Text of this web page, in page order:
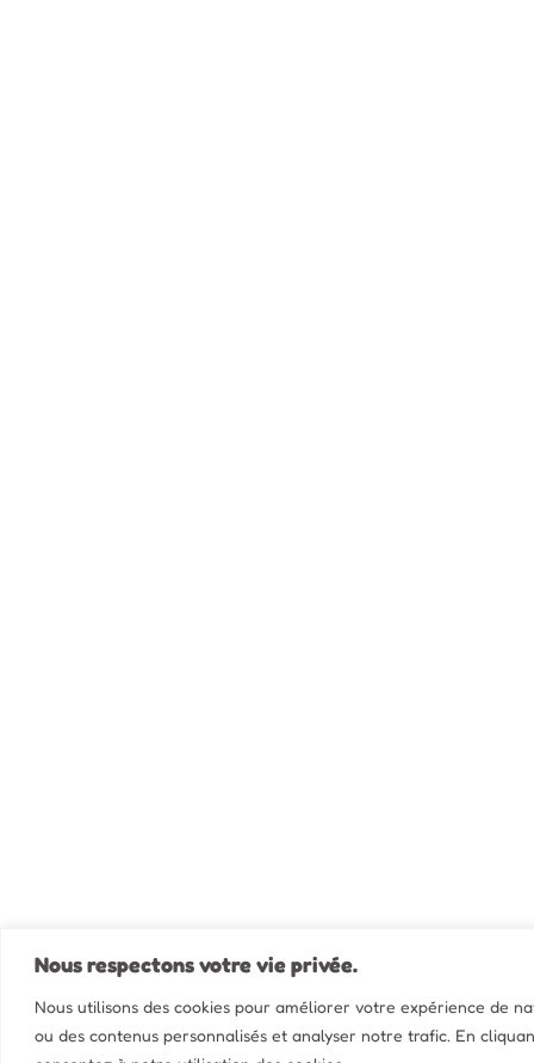
Nous respectons votre vie privée.
Nous utilisons des cookies pour améliorer votre expérience de
ou des contenus personnalisés et analyser notre trafic. En